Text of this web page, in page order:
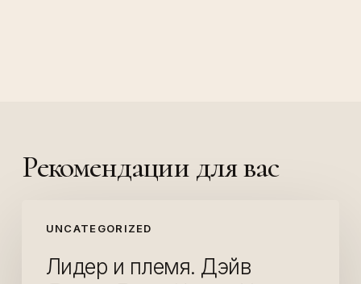
Рекомендации для вас
UNCATEGORIZED
племя.
ДэйвЛидер и племя. Дэйв